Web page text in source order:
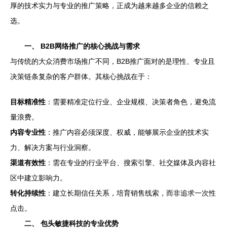
厚的技术实力与专业的推广策略，正成为越来越多企业的信赖之
选。
一、 B2B网络推广的核心挑战与需求
与传统的大众消费市场推广不同，B2B推广面对的是理性、专业且
决策链条复杂的客户群体。其核心挑战在于：
目标精准性 ：需要精准定位行业、企业规模、决策者角色，避免流
量浪费。
内容专业性 ：推广内容必须深度、权威，能够展示企业的技术实
力、解决方案与行业洞察。
渠道有效性 ：需在专业的行业平台、搜索引擎、社交媒体及内容社
区中建立影响力。
转化持续性 ：建立长期信任关系，培育销售线索，而非追求一次性
点击。
二、 包头敏捷科技的专业优势